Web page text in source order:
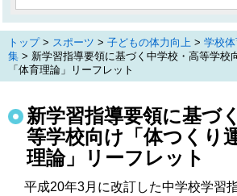
トップ> スポーツ > 子どもの体力向上 > 学校
集 > 新学習指導要領に基づく中学校・高等学校
「体育理論」リーフレット
新学習指導要領に基づ
等学校向け「体つくり
理論」リーフレット
平成20年3月に改訂した中学校学習